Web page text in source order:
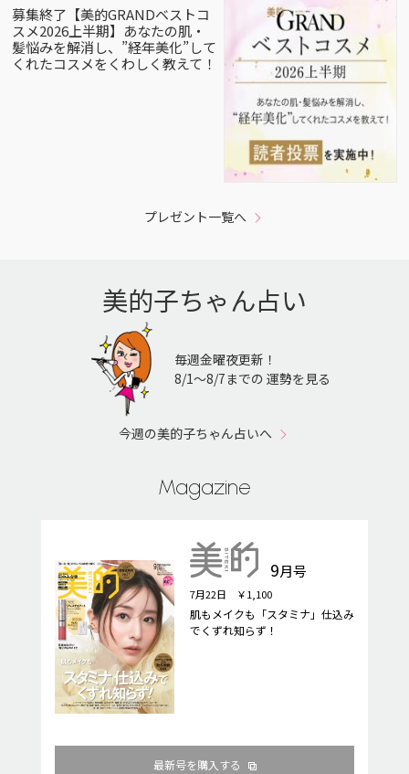
募集終了【美的GRANDベストコ
スメ2026上半期】あなたの肌・
髪悩みを解消し、”経年美化”して
くれたコスメをくわしく教えて！
プレゼント一覧へ
美的子ちゃん占い
毎週金曜夜更新！
8/1〜8/7までの 運勢を見る
今週の美的子ちゃん占いへ
Magazine
9月号
7月22日 ￥1,100
肌もメイクも「スタミナ」仕込み
でくずれ知らず！
最新号を購入する